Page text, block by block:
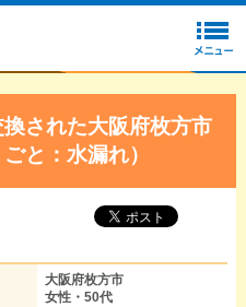
された大阪府枚方市
と：水漏れ）
大阪府枚方市
女性・50代